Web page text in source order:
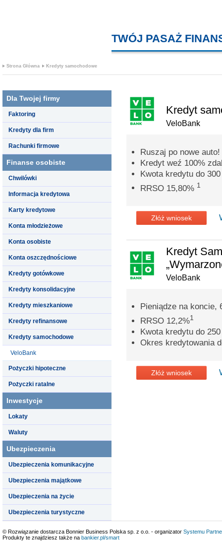
TWÓJ PASAŻ
Strona Główna Kredyty samochodowe
Dla Twojej firmy
Faktoring
Kredyty dla firm
Rachunki firmowe
Finanse osobiste
Chwilówki
Informacja kredytowa
Karty kredytowe
Konta młodzieżowe
Konta osobiste
Konta oszczędnościowe
Kredyty gotówkowe
Kredyty konsolidacyjne
Kredyty mieszkaniowe
Kredyty refinansowe
Kredyty samochodowe
VeloBank
Pożyczki hipoteczne
Pożyczki ratalne
Inwestycje
Lokaty
Waluty
Ubezpieczenia
Ubezpieczenia komunikacyjne
Ubezpieczenia majątkowe
Ubezpieczenia na życie
Ubezpieczenia turystyczne
Kredyt
VeloBank
Ruszaj po nowe auto!
Kredyt weź 100%
Kwota kredytu do 300
RRSO 15,80% 1
Złóż wniosek
Kredyt
VeloBank
Pieniądze na koncie,
RRSO 12,2%1
Kwota kredytu do 250
Okres kredytowania
Złóż wniosek
© Rozwiązanie dostarcza Bonnier Business Polska sp. z o.o. - organizator Systemu
Produkty te znajdziesz także na bankier.pl/smart